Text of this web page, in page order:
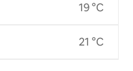
19 °C
21 °C